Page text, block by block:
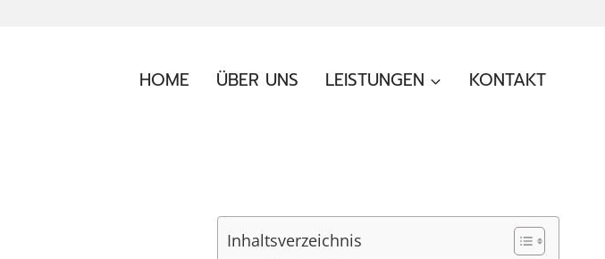
HOME ÜBER UNS LEISTUNGEN KONTAKT
Inhaltsverzeichnis